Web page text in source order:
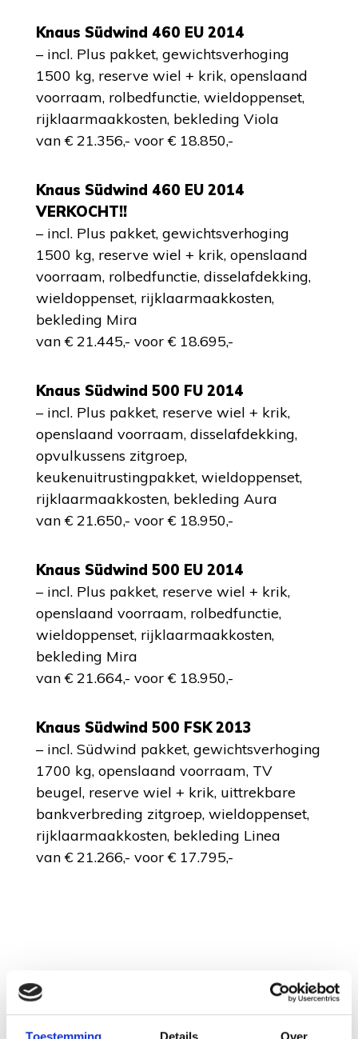
Knaus Südwind 460 EU 2014
– incl. Plus pakket, gewichtsverhoging
1500 kg, reserve wiel + krik, openslaand
voorraam, rolbedfunctie, wieldoppenset,
rijklaarmaakkosten, bekleding Viola
van € 21.356,- voor € 18.850,-
Knaus Südwind 460 EU 2014
VERKOCHT!!
– incl. Plus pakket, gewichtsverhoging
1500 kg, reserve wiel + krik, openslaand
voorraam, rolbedfunctie, disselafdekking,
wieldoppenset, rijklaarmaakkosten,
bekleding Mira
van € 21.445,- voor € 18.695,-
Knaus Südwind 500 FU 2014
– incl. Plus pakket, reserve wiel + krik,
openslaand voorraam, disselafdekking,
opvulkussens zitgroep,
keukenuitrustingpakket, wieldoppenset,
rijklaarmaakkosten, bekleding Aura
van € 21.650,- voor € 18.950,-
Knaus Südwind 500 EU 2014
– incl. Plus pakket, reserve wiel + krik,
openslaand voorraam, rolbedfunctie,
wieldoppenset, rijklaarmaakkosten,
bekleding Mira
van € 21.664,- voor € 18.950,-
Knaus Südwind 500 FSK 2013
– incl. Südwind pakket, gewichtsverhoging
1700 kg, openslaand voorraam, TV
beugel, reserve wiel + krik, uittrekbare
bankverbreding zitgroep, wieldoppenset,
rijklaarmaakkosten, bekleding Linea
van € 21.266,- voor € 17.795,-
Wilk Vida 450 HTD 2014 Verkocht!!
– incl. Gewichtsverhoging 1500 kg, reserve